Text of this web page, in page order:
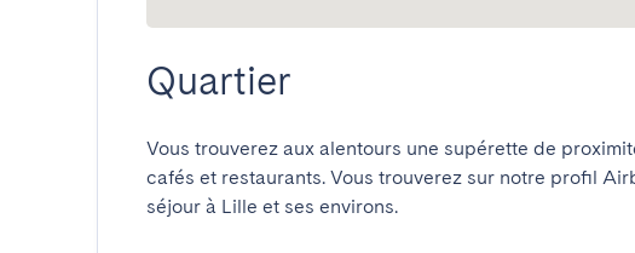
Quartier
Vous trouverez aux alentours une supérette de
cafés et restaurants. Vous trouverez sur notre profil
séjour à Lille et ses environs.